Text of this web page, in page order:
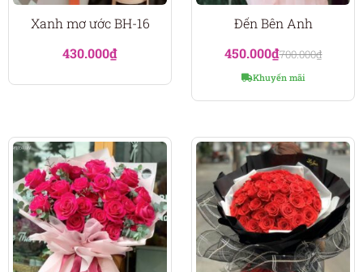
Xanh mơ ước BH-16
430.000₫
Đến Bên Anh
450.000₫700.000₫
Khuyến mãi